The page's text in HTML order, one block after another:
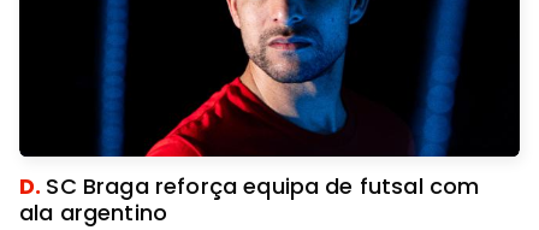
D. SC Braga reforça equipa de futsal com
ala argentino